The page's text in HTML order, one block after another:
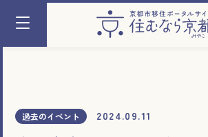
過去のイベント 2024.09.11